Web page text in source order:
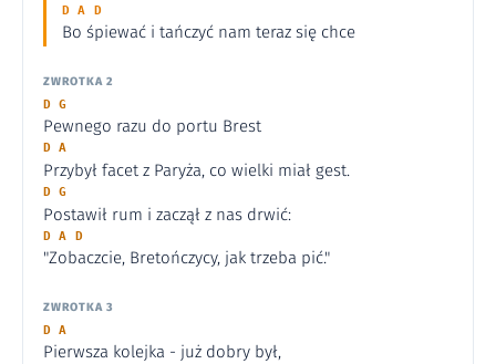
D A D
Bo śpiewać i tańczyć nam teraz się chce
ZWROTKA 2
D G
Pewnego razu do portu Brest
D A
Przybył facet z Paryża, co wielki miał gest.
D G
Postawił rum i zaczął z nas drwić:
D A D
"Zobaczcie, Bretończycy, jak trzeba pić."
ZWROTKA 3
D A
Pierwsza kolejka - już dobry był,